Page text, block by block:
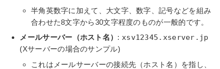
半角英数字に加えて、大文字、数字、記号などを組み
合わせた8文字から30文字程度のものが一般的です。
メールサーバー（ホスト名） : xsv12345.xserver.jp
(Xサーバーの場合のサンプル)
これはメールサーバーの接続先（ホスト名）を指し、